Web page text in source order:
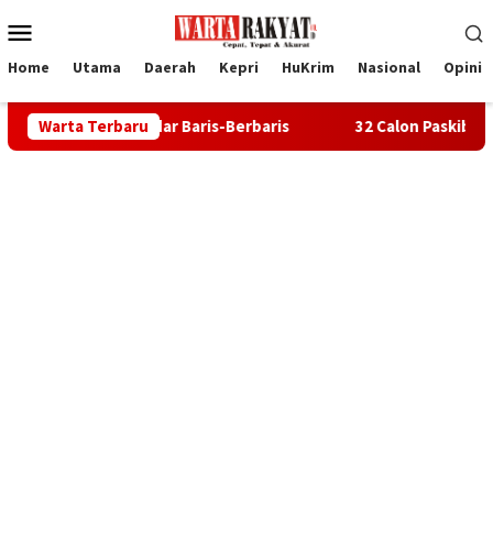
ke
Mobile
Home Utama Daerah Kepri HuKrim Nasional Opini
Warta Terbaru
Baris-Berbaris 32 Calon Paskibraka Karimun